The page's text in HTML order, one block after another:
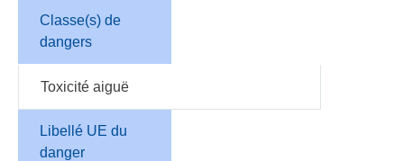
Classe(s) de
dangers
Toxicité aiguë
Libellé UE du
danger